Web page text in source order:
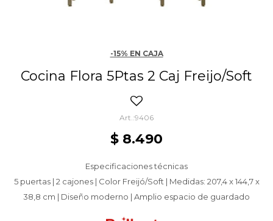
-15% EN CAJA
Cocina Flora 5Ptas 2 Caj Freijo/Soft
9406
$ 8.490
Especificaciones técnicas
5 puertas | 2 cajones | Color Freijó/Soft | Medidas: 207,4 x 144,7 x
38,8 cm | Diseño moderno | Amplio espacio de guardado